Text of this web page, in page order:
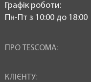
Графік роботи:
Пн-Пт з 10:00 до 18:00
ПРО TESCOMA:
КЛІЄНТУ: